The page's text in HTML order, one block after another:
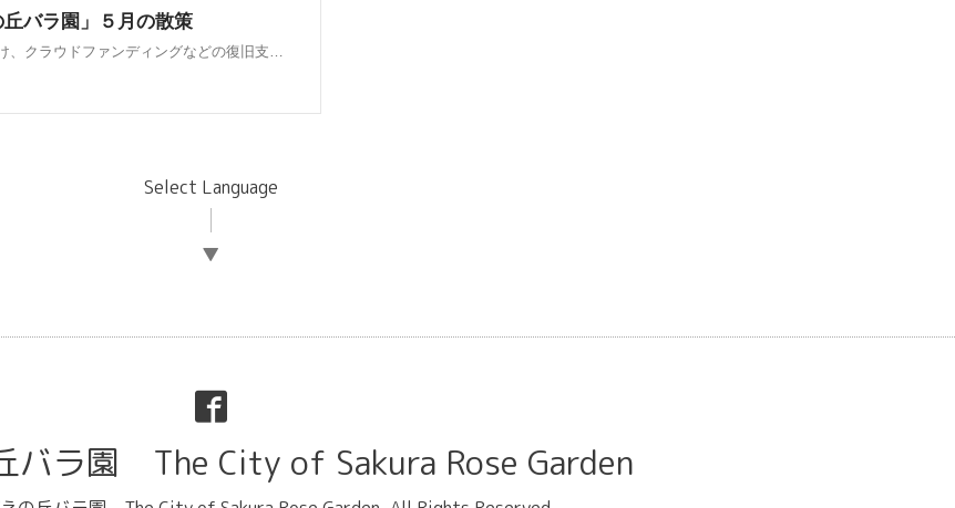
Select Language
▼
バラ園 The City of Sakura Rose Garden